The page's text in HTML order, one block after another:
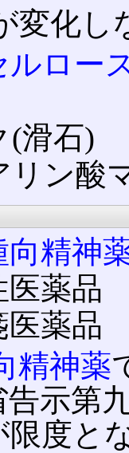
変化し
ルロー
(滑石)
リン酸
向精神
医薬品
医薬品
精神薬
告示第
度と